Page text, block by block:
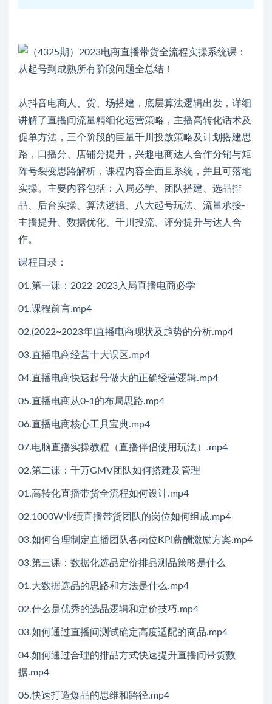
从抖音电商人、货、场搭建，底层算法逻辑出发，详细
讲解了直播间流量精细化运营策略，主播高转化话术及
促单方法，三个阶段的巨量千川投放策略及计划搭建思
路，口播分、店铺分提升，兴趣电商达人合作分销与矩
阵号裂变思路解析，课程内容全面且系统，并且可落地
实操。主要内容包括：入局必学、团队搭建、选品排
品、后台实操、算法逻辑、八大起号玩法、流量承接-
主播提升、数据优化、千川投流、评分提升与达人合
作。
课程目录：
01.第一课：2022-2023入局直播电商必学
01.课程前言.mp4
02.(2022~2023年)直播电商现状及趋势的分析.mp4
03.直播电商经营十大误区.mp4
04.直播电商快速起号做大的正确经营逻辑.mp4
05.直播电商从0-1的布局思路.mp4
06.直播电商核心工具宝典.mp4
07.电脑直播实操教程（直播伴侣使用玩法）.mp4
02.第二课：千万GMV团队如何搭建及管理
01.高转化直播带货全流程如何设计.mp4
02.1000W业绩直播带货团队的岗位如何组成.mp4
03.如何合理制定直播团队各岗位KPI薪酬激励方案.mp4
03.第三课：数据化选品定价排品测品策略是什么
01.大数据选品的思路和方法是什么.mp4
02.什么是优秀的选品逻辑和定价技巧.mp4
03.如何通过直播间测试确定高度适配的商品.mp4
04.如何通过合理的排品方式快速提升直播间带货数
据.mp4
05.快速打造爆品的思维和路径.mp4